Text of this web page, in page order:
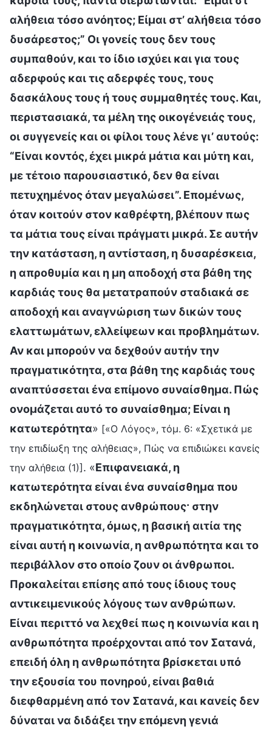
αλήθεια τόσο ανόητος; Είμαι στ’ αλήθεια τόσο
δυσάρεστος;” Οι γονείς τους δεν τους
συμπαθούν, και το ίδιο ισχύει και για τους
αδερφούς και τις αδερφές τους, τους
δασκάλους τους ή τους συμμαθητές τους. Και,
περιστασιακά, τα μέλη της οικογένειάς τους,
οι συγγενείς και οι φίλοι τους λένε γι’ αυτούς:
“Είναι κοντός, έχει μικρά μάτια και μύτη και,
με τέτοιο παρουσιαστικό, δεν θα είναι
πετυχημένος όταν μεγαλώσει”. Επομένως,
όταν κοιτούν στον καθρέφτη, βλέπουν πως
τα μάτια τους είναι πράγματι μικρά. Σε αυτήν
την κατάσταση, η αντίσταση, η δυσαρέσκεια,
η απροθυμία και η μη αποδοχή στα βάθη της
καρδιάς τους θα μετατραπούν σταδιακά σε
αποδοχή και αναγνώριση των δικών τους
ελαττωμάτων, ελλείψεων και προβλημάτων.
Αν και μπορούν να δεχθούν αυτήν την
πραγματικότητα, στα βάθη της καρδιάς τους
αναπτύσσεται ένα επίμονο συναίσθημα. Πώς
ονομάζεται αυτό το συναίσθημα; Είναι η
κατωτερότητα» [«Ο Λόγος», τόμ. 6: «Σχετικά με
την επιδίωξη της αλήθειας», Πώς να επιδιώκει κανείς
την αλήθεια (1)]. «Επιφανειακά, η
κατωτερότητα είναι ένα συναίσθημα που
εκδηλώνεται στους ανθρώπους· στην
πραγματικότητα, όμως, η βασική αιτία της
είναι αυτή η κοινωνία, η ανθρωπότητα και το
περιβάλλον στο οποίο ζουν οι άνθρωποι.
Προκαλείται επίσης από τους ίδιους τους
αντικειμενικούς λόγους των ανθρώπων.
Είναι περιττό να λεχθεί πως η κοινωνία και η
ανθρωπότητα προέρχονται από τον Σατανά,
επειδή όλη η ανθρωπότητα βρίσκεται υπό
την εξουσία του πονηρού, είναι βαθιά
διεφθαρμένη από τον Σατανά, και κανείς δεν
δύναται να διδάξει την επόμενη γενιά